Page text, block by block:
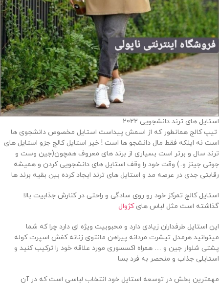
استایل های ترند دانشجویی 2022
تیپ کالج همانطور که از اسمش پیداست استایل مخصوص دانشجوی ها
است نه اینکه فقط مال دانشجو ها است ! خیر استایل کالج جزو استایل های
ترند سال و برتر است بسیاری از برند های معروف همچون(جین وست و
جوتی جینز و..) وقت خود را وقف استایل های دانشجویی کردن و همیشه
رقابتی جدی در عرصه مد و استایل های ترند ایجاد کرده بین بقیه برند ها
استایل کالج تمرکز خود رو روی سادگی و راحتی در کنارش جذابیت بالا
گذاشته است مثل لباس هایکژوال
این استایل طرفداران زیادی دارد و محبوبیت ویژه ای دارد چرا که شما
میتوانید هرمدل تیشرت مردانه پیراهن مانتوی زنانه کفش اسپرت کوله
پشتی شلوار جین و … همراه اکسسوری مورد علاقه خود را ترکیب کنید و
استایلی جذاب و منحصر به فرد بسا
مهمترین بخش در توسعه استایل خود انتخاب لباسی است که در آن